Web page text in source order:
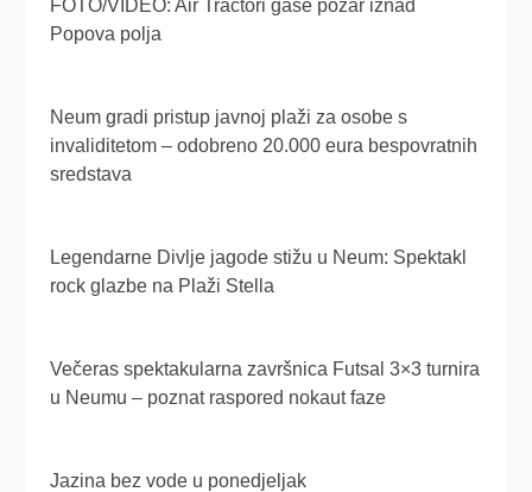
FOTO/VIDEO: Air Tractori gase požar iznad
Popova polja
Neum gradi pristup javnoj plaži za osobe s
invaliditetom – odobreno 20.000 eura bespovratnih
sredstava
Legendarne Divlje jagode stižu u Neum: Spektakl
rock glazbe na Plaži Stella
Večeras spektakularna završnica Futsal 3×3 turnira
u Neumu – poznat raspored nokaut faze
Jazina bez vode u ponedjeljak